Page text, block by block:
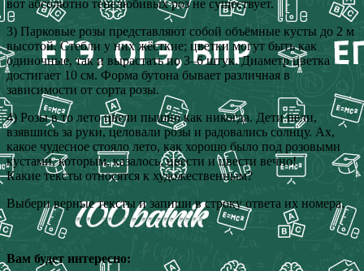
вот абсолютно тенелюбивых роз не существует.
3) Парковые розы представляют собой объёмные кусты до 2 м
высотой. Стебли у них жёсткие; цветки могут быть как
одиночные, так и вырастать по 3–6 штук. Диаметр цветка
достигает 10 см. Форма бутона бывает различная в
зависимости от сорта розы.
4) Розы в то лето цвели пышно как никогда. Дети пели,
взявшись за руки, целовали розы и радовались солнцу. Ах,
какое чудесное стояло лето, как хорошо было под розовыми
кустами, которым, казалось, цвести и цвести вечно!
Какие тексты относятся к художественным?
Выбери верные тексты и запиши в строку ответа их номера.
Вам будет интересно: